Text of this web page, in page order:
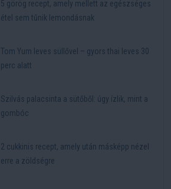
5 görög recept, amely mellett az egészséges
étel sem tűnik lemondásnak
Tom Yum leves süllővel – gyors thai leves 30
perc alatt
Szilvás palacsinta a sütőből: úgy ízlik, mint a
gombóc
2 cukkinis recept, amely után másképp nézel
erre a zöldségre